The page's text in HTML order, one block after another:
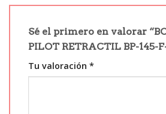
Sé el primero en valorar
PILOT RETRACTIL BP-145-
Tu valoración *